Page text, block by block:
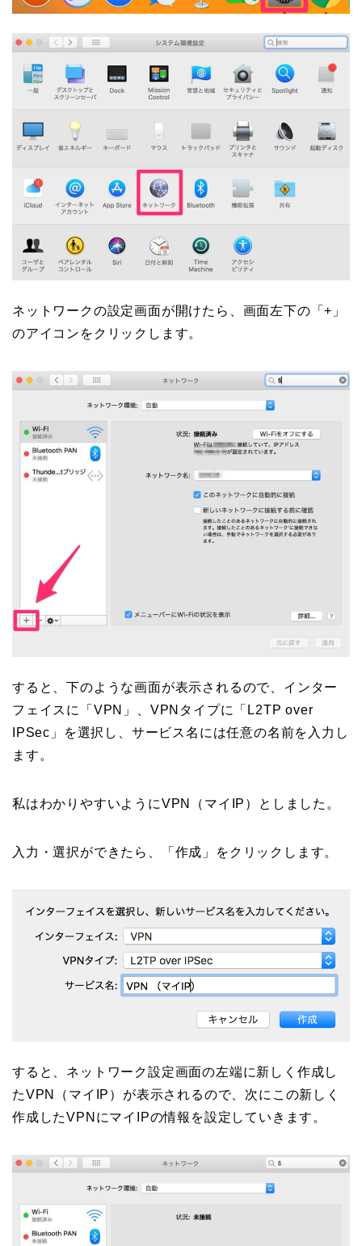
ネットワークの設定画面が開けたら、画面左下の「+」
のアイコンをクリックします。
すると、下のような画面が表示されるので、インター
フェイスに「VPN」、VPNタイプに「L2TP over
IPSec」を選択し、サービス名には任意の名前を入力し
ます。
私はわかりやすいようにVPN（マイIP）としました。
入力・選択ができたら、「作成」をクリックします。
すると、ネットワーク設定画面の左端に新しく作成し
たVPN（マイIP）が表示されるので、次にこの新しく
作成したVPNにマイIPの情報を設定していきます。